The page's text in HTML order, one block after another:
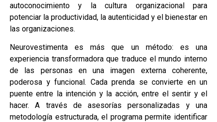
autoconocimiento y la cultura organizacional para
potenciar la productividad, la autenticidad y el bienestar en
las organizaciones.
Neurovestimenta es más que un método: es una
experiencia transformadora que traduce el mundo interno
de las personas en una imagen externa coherente,
poderosa y funcional. Cada prenda se convierte en un
puente entre la intención y la acción, entre el sentir y el
hacer. A través de asesorías personalizadas y una
metodología estructurada, el programa permite identificar